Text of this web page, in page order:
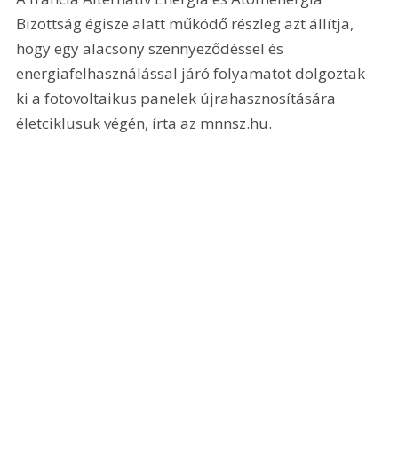
Bizottság égisze alatt működő részleg azt állítja,
hogy egy alacsony szennyeződéssel és
energiafelhasználással járó folyamatot dolgoztak
ki a fotovoltaikus panelek újrahasznosítására
életciklusuk végén, írta az mnnsz.hu.